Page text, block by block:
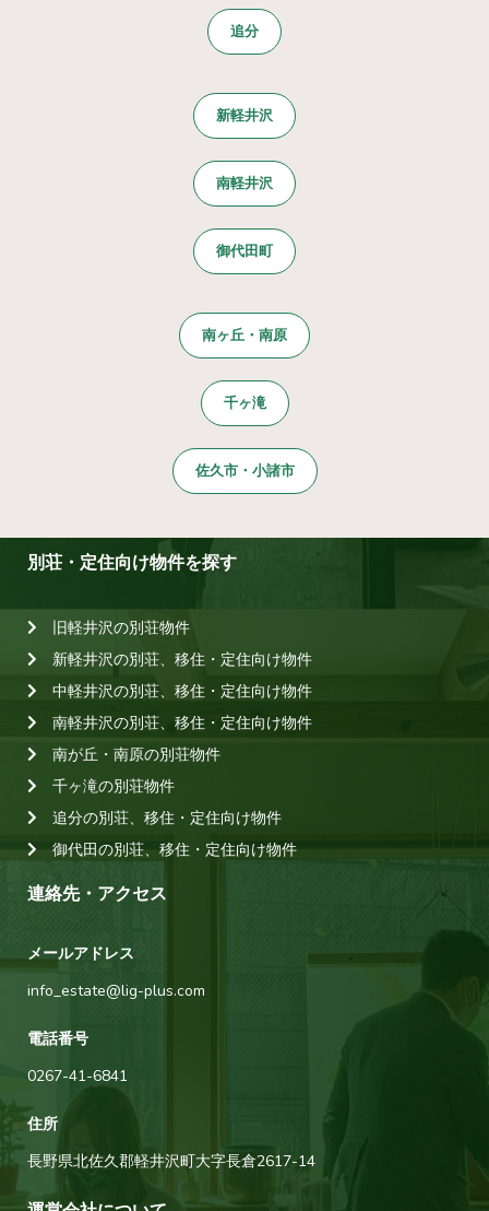
追分
新軽井沢
南軽井沢
御代田町
南ヶ丘・南原
千ヶ滝
佐久市・小諸市
別荘・定住向け物件を探す
旧軽井沢の別荘物件
新軽井沢の別荘、移住・定住向け物件
中軽井沢の別荘、移住・定住向け物件
南軽井沢の別荘、移住・定住向け物件
南が丘・南原の別荘物件
千ヶ滝の別荘物件
追分の別荘、移住・定住向け物件
御代田の別荘、移住・定住向け物件
連絡先・アクセス
メールアドレス
info_estate@lig-plus.com
電話番号
0267-41-6841
住所
長野県北佐久郡軽井沢町大字長倉2617-14